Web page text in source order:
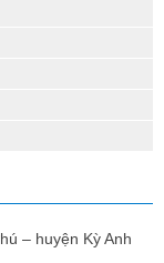
– huyện Kỳ Anh